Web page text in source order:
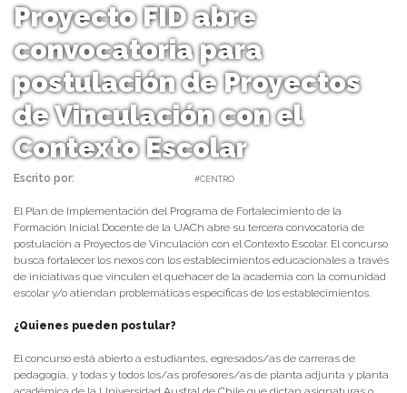
Proyecto FID abre
convocatoria para
postulación de Proyectos
de Vinculación con el
Contexto Escolar
Escrito por: #CENTRO
El Plan de Implementación del Programa de Fortalecimiento de la
Formación Inicial Docente de la UACh abre su tercera convocatoria de
postulación a Proyectos de Vinculación con el Contexto Escolar. El concurso
busca fortalecer los nexos con los establecimientos educacionales a través
de iniciativas que vinculen el quehacer de la academia con la comunidad
escolar y/o atiendan problemáticas específicas de los establecimientos.
¿Quienes pueden postular?
El concurso está abierto a estudiantes, egresados/as de carreras de
pedagogía, y todas y todos los/as profesores/as de planta adjunta y planta